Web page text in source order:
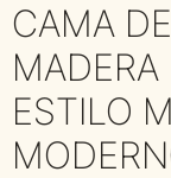
CAMA
ESTILO